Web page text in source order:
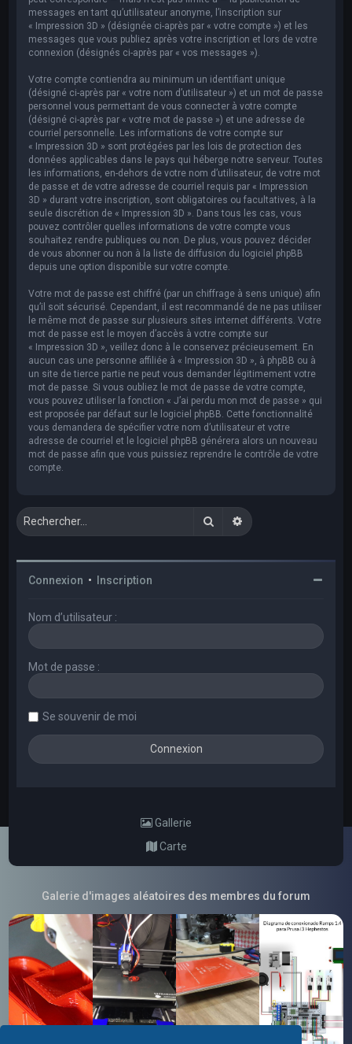
messages en tant qu’utilisateur anonyme, l’inscription sur
« Impression 3D » (désignée ci-après par « votre compte ») et les
messages que vous publiez après votre inscription et lors de votre
connexion (désignés ci-après par « vos messages »).
Votre compte contiendra au minimum un identifiant unique
(désigné ci-après par « votre nom d’utilisateur ») et un mot de passe
personnel vous permettant de vous connecter à votre compte
(désigné ci-après par « votre mot de passe ») et une adresse de
courriel personnelle. Les informations de votre compte sur
« Impression 3D » sont protégées par les lois de protection des
données applicables dans le pays qui héberge notre serveur. Toutes
les informations, en-dehors de votre nom d’utilisateur, de votre mot
de passe et de votre adresse de courriel requis par « Impression
3D » durant votre inscription, sont obligatoires ou facultatives, à la
seule discrétion de « Impression 3D ». Dans tous les cas, vous
pouvez contrôler quelles informations de votre compte vous
souhaitez rendre publiques ou non. De plus, vous pouvez décider
de vous abonner ou non à la liste de diffusion du logiciel phpBB
depuis une option disponible sur votre compte.
Votre mot de passe est chiffré (par un chiffrage à sens unique) afin
qu’il soit sécurisé. Cependant, il est recommandé de ne pas utiliser
le même mot de passe sur plusieurs sites internet différents. Votre
mot de passe est le moyen d’accès à votre compte sur
« Impression 3D », veillez donc à le conservez précieusement. En
aucun cas une personne affiliée à « Impression 3D », à phpBB ou à
un site de tierce partie ne peut vous demander légitimement votre
mot de passe. Si vous oubliez le mot de passe de votre compte,
vous pouvez utiliser la fonction « J’ai perdu mon mot de passe » qui
est proposée par défaut sur le logiciel phpBB. Cette fonctionnalité
vous demandera de spécifier votre nom d’utilisateur et votre
adresse de courriel et le logiciel phpBB générera alors un nouveau
mot de passe afin que vous puissiez reprendre le contrôle de votre
compte.
RechercherRecherche avancée
Connexion • Inscription
Nom d’utilisateur :
Mot de passe :
Se souvenir de moi
Gallerie
Carte
Galerie d'images aléatoires des membres du forum